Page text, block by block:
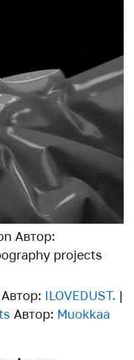
ILOVEDUST. |
Автор: Muokkaa